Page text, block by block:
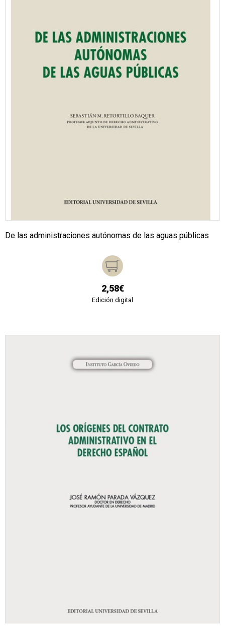
De las administraciones autónomas de las aguas públicas
2,58€
Edición digital